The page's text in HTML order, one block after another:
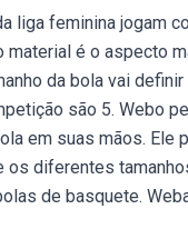
liga feminina jogam
material é o aspecto
da bola vai
são 5. Webo
em suas mãos. Ele
os diferentes
de basquete.